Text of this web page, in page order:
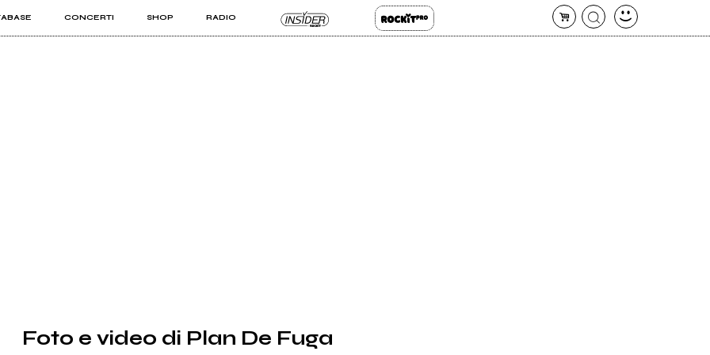
CONCERTI SHOP RADIO
PRO
Foto e video di Plan De Fuga